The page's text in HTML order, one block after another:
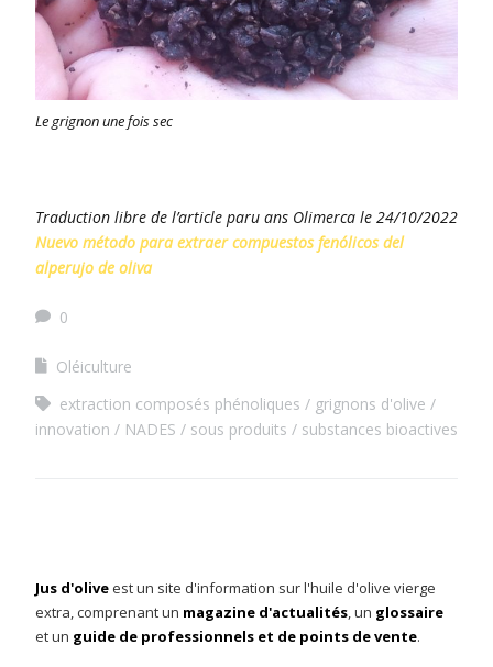
Le grignon une fois sec
Traduction libre de l’article paru ans Olimerca le 24/10/2022
Nuevo método para extraer compuestos fenólicos del
alperujo de oliva
0
Oléiculture
extraction composés phénoliques
grignons d'olive
innovation
NADES sous produits substances bioactives
Jus d'oliveest un site d'information sur l'huile d'olive vierge
extra, comprenant un magazine d'actualités, un glossaire
et un guide de professionnels et de points de vente.